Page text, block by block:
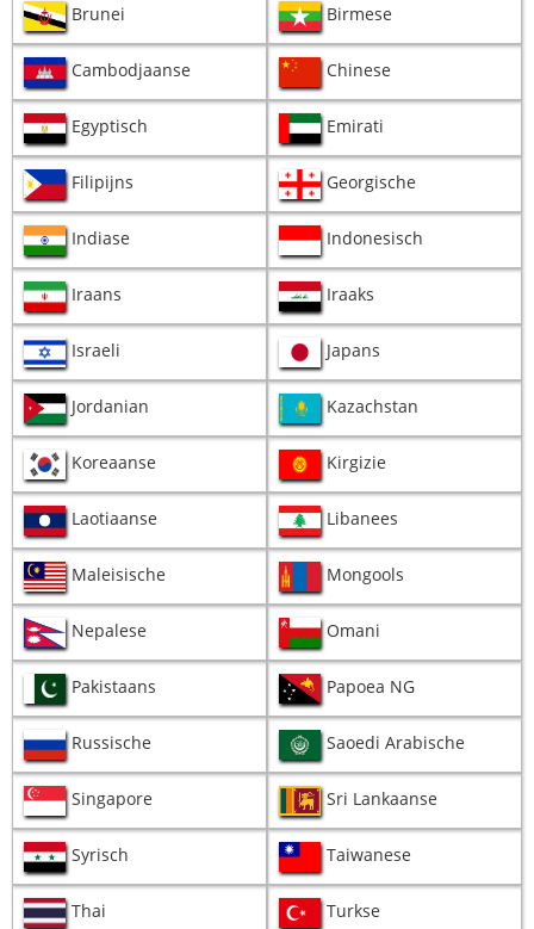
Brunei Birmese
Cambodjaanse Chinese
Egyptisch Emirati
Filipijns Georgische
Indiase Indonesisch
Iraans Iraaks
Israeli Japans
Jordanian Kazachstan
Koreaanse Kirgizie
Laotiaanse Libanees
Maleisische Mongools
Nepalese Omani
Pakistaans Papoea NG
Russische Saoedi Arabische
Singapore Sri Lankaanse
Syrisch Taiwanese
Thai Turkse